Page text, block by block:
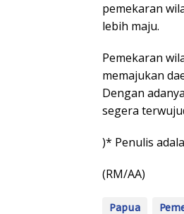
pemekaran
lebih maju.
Pemekaran
memajukan
Dengan
segera
)* Penulis
(RM/AA)
Papua